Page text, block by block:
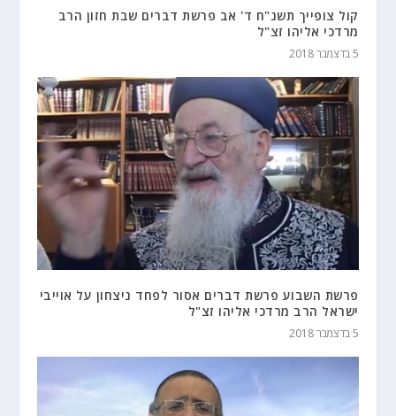
קול צופייך תשנ"ח ד' אב פרשת דברים שבת חזון הרב
מרדכי אליהו זצ"ל
5 בדצמבר 2018
פרשת השבוע פרשת דברים אסור לפחד ניצחון על אוייבי
ישראל הרב מרדכי אליהו זצ"ל
5 בדצמבר 2018